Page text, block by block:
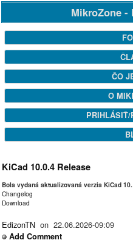
MikroZone -
ČO
O
PRIHLÁSIŤ/
KiCad 10.0.4 Release
Bola vydaná aktualizovaná verzia KiCad 10.
Changelog
Download
EdizonTN on 22.06.2026-09:09
Add Comment